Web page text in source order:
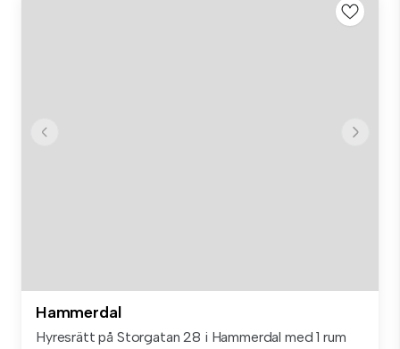
Hammerdal
Hyresrätt på Storgatan 28 i Hammerdal med 1 rum